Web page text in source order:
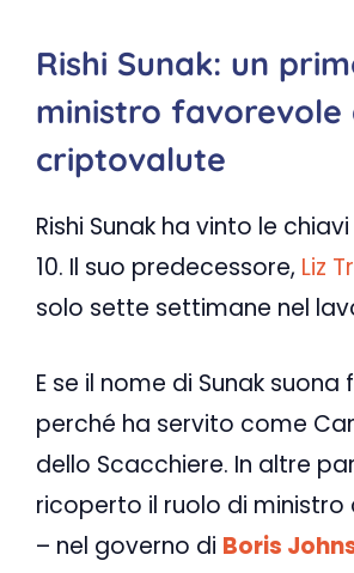
Rishi Sunak: un
ministro favorevole
criptovalute
Rishi Sunak ha vinto le
10. Il suo predecessore, Liz
solo sette settimane nel
E se il nome di Sunak suona
perché ha servito come
dello Scacchiere. In altre
ricoperto il ruolo di ministro
– nel governo di Boris